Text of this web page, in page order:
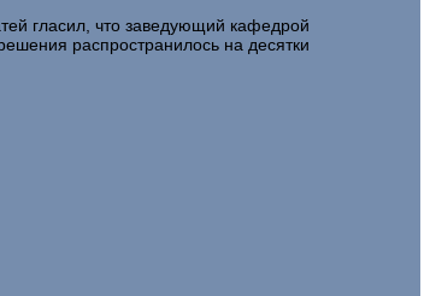
гласил, что заведующий кафедрой
распространилось на десятки